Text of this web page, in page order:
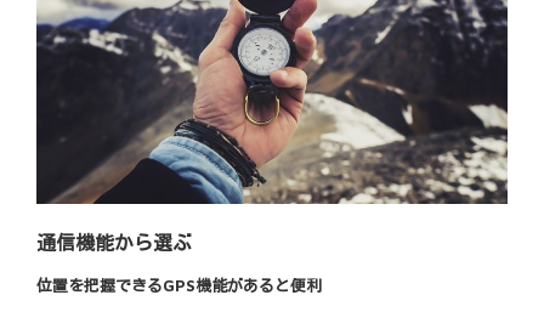
通信機能から選ぶ
位置を把握できるGPS機能があると便利